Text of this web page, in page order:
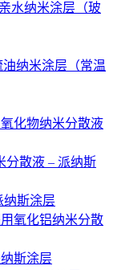
水纳米涂层（玻
油纳米涂层（常温
化物纳米分散液
分散液 – 派纳斯
纳斯涂层
氧化铝纳米分散
斯涂层